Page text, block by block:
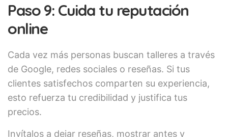
Paso 9: Cuida tu reputación
online
Cada vez más personas buscan talleres a través
de Google, redes sociales o reseñas. Si tus
clientes satisfechos comparten su experiencia,
esto refuerza tu credibilidad y justifica tus
precios.
Invítalos a dejar reseñas, mostrar antes y